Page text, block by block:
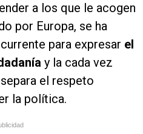
a los que le acogen
por Europa, se ha
para expresar el
y la cada vez
el respeto
la política.